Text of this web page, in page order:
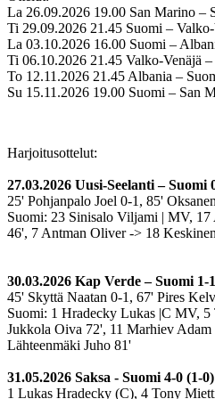
La 26.09.2026 19.00 San Marino –
Ti 29.09.2026 21.45 Suomi – Valko-
La 03.10.2026 16.00 Suomi –
Ti 06.10.2026 21.45 Valko-Venäjä –
To 12.11.2026 21.45 Albania –
Su 15.11.2026 19.00 Suomi – San
Harjoitusottelut:
27.03.2026 Uusi-Seelanti – Suomi
25' Pohjanpalo Joel 0-1, 85'
Suomi: 23 Sinisalo Viljami | MV,
46', 7 Antman Oliver -> 18
30.03.2026 Kap Verde – Suomi 1-
45' Skyttä Naatan 0-1, 67' Pires
Suomi: 1 Hradecky Lukas |C MV,
Jukkola Oiva 72', 11 Marhiev
Lähteenmäki Juho 81'
31.05.2026 Saksa - Suomi 4-0 (1-0)
1 Lukas Hradecky (C), 4 Tony